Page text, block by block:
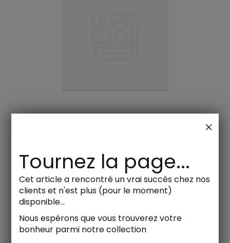
Meubles, linge de maison, déco, mode
Tournez la page...
Cet article a rencontré un vrai succès chez nos
clients et n'est plus (pour le moment)
disponible...
Nous espérons que vous trouverez votre
bonheur parmi notre collection